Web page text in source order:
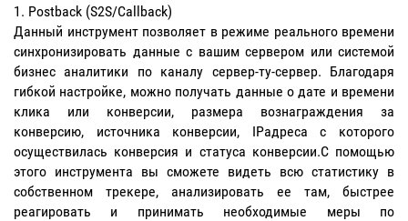
Postback (S2S/Callback)
Данный инструмент позволяет в режиме реального времени
синхронизировать данные с вашим сервером или системой
бизнес аналитики по каналу сервер-ту-сервер. Благодаря
гибкой настройке, можно получать данные о дате и времени
клика или конверсии, размера вознаграждения за
конверсию, источника конверсии, IPадреса с которого
осуществилась конверсия и статуса конверсии.С помощью
этого инструмента вы сможете видеть всю статистику в
собственном трекере, анализировать ее там, быстрее
реагировать и принимать необходимые меры по